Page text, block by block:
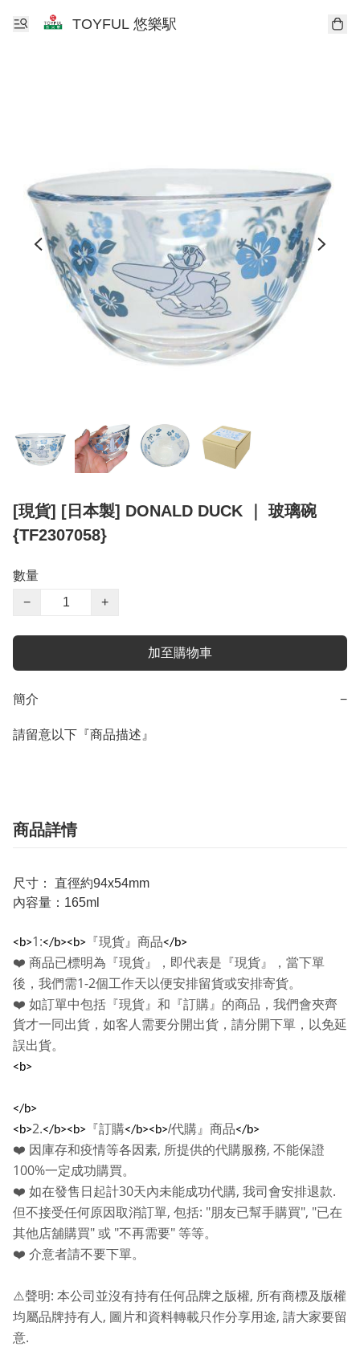
TOYFUL 悠樂駅
[現貨] [日本製] DONALD DUCK ｜ 玻璃碗
{TF2307058}
數量
−
+
加至購物車
簡介 −
請留意以下『商品描述』
商品詳情
尺寸： 直徑約94x54mm
內容量：165ml
<b>1:</b><b> 『現貨』商品</b>
❤️ 商品已標明為『現貨』，即代表是『現貨』，當下單
後，我們需1-2個工作天以便安排留貨或安排寄貨。
❤️ 如訂單中包括『現貨』和『訂購』的商品，我們會夾齊
貨才一同出貨，如客人需要分開出貨，請分開下單，以免延
誤出貨。
<b>
</b>
<b>2.</b><b> 『訂購</b><b>/代購』商品</b>
❤️ 因庫存和疫情等各因素, 所提供的代購服務, 不能保證
100%一定成功購買。
❤️ 如在發售日起計30天內未能成功代購, 我司會安排退款.
但不接受任何原因取消訂單, 包括: "朋友已幫手購買", "已在
其他店舖購買" 或 "不再需要" 等等。
❤️ 介意者請不要下單。
⚠️聲明: 本公司並沒有持有任何品牌之版權, 所有商標及版權
均屬品牌持有人 , 圖片和資料轉載只作分享用途, 請大家要留
意.